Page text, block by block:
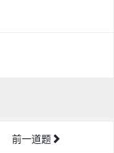
前一道题